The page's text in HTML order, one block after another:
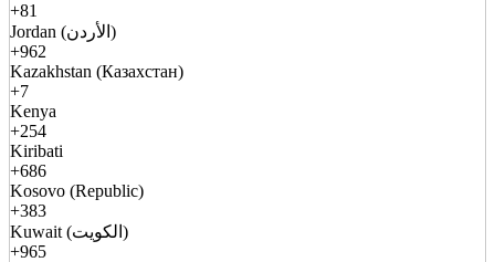
+81
Jordan (الأردن)
+962
Kazakhstan (Казахстан)
+7
Kenya
+254
Kiribati
+686
Kosovo (Republic)
+383
Kuwait (الكويت)
+965